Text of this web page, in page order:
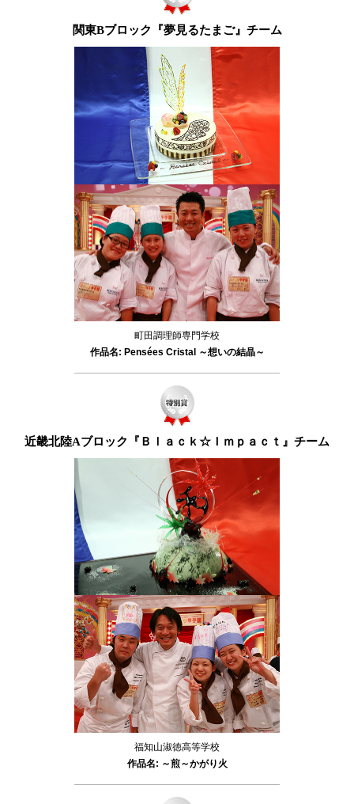
関東Bブロック『夢見るたまご』チーム
町田調理師専門学校
作品名: Pensées Cristal ～想いの結晶～
近畿北陸Aブロック『Ｂｌａｃｋ☆Ｉｍｐａｃｔ』チーム
福知山淑徳高等学校
作品名: ～煎～かがり火